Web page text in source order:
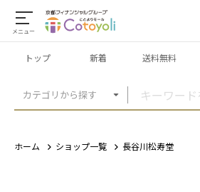
メニュー
カテゴリから探す
トップ 新着 送料無料
ホーム ショップ一覧 長谷川松寿堂